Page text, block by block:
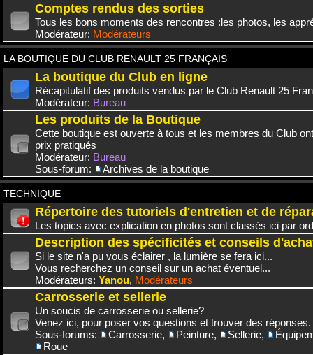
Comptes rendus des sorties
Tous les bons moments des rencontres :les photos, les
Modérateur: Modérateurs
LA BOUTIQUE DU CLUB RENAULT 25 FRANÇAIS
La boutique du Club en ligne
Récapitulatif des produits vendus par le Club Renault 25
Modérateur: Bureau
Les produits de la Boutique
Cette boutique est ouverte à tous et les membres du Club
prix pratiqués
Modérateur: Bureau
Sous-forum:
Archives de la boutique
TECHNIQUE
Répertoire des tutoriels d'entretien et de
Les topics avec explication en photos sont classés ici par
Description des spécificités et conseils
Si le site n'a pu vous éclairer , la lumière se fera ici...
Vous recherchez un conseil sur un achat éventuel...
Modérateurs: Yanou, Modérateurs
Carrosserie et sellerie
Un soucis de carrosserie ou sellerie?
Venez ici, pour poser vos questions et trouver des réponses.
Sous-forums:
Carrosserie, Peinture, Sellerie,
Roue